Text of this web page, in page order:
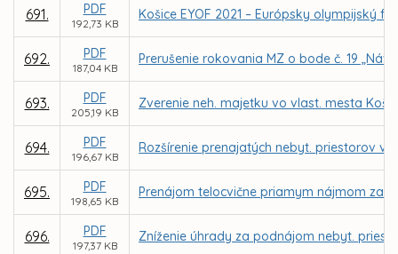
691. PDF
192,73 KB
Košice EYOF 2021 – Európsky olympijský
692. PDF
187,04 KB
Prerušenie rokovania MZ o bode č. 19
693. PDF
205,19 KB
Zverenie neh. majetku vo vlast. mesta
694. PDF
196,67 KB
Rozšírenie prenajatých nebyt. priestorov v
695. PDF
198,65 KB
Prenájom telocvične priamym nájmom za
696. PDF
197,37 KB
Zníženie úhrady za podnájom nebyt.